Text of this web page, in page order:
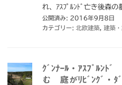
れ、ｱｽﾌﾟﾙﾝﾄﾞ亡き後森
公開済み: 2016年9月8日
カテゴリー: 北欧建築 建築
ｸﾞﾝﾅｰﾙ・ｱｽﾌﾟﾙﾝﾄ
む 庭がﾘﾋﾞﾝｸﾞ・ﾀﾞ